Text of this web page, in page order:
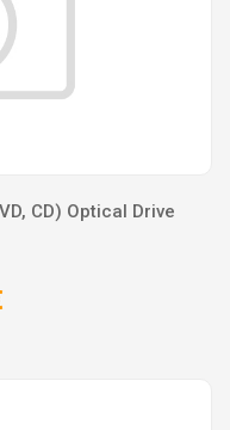
CD) Optical Drive